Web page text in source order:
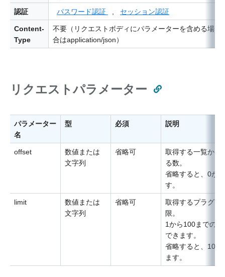
認証 パスワード認証 セッション認証
Content-
Type
不要（リクエストボディにパラメーターを含める場
合はapplication/json）
リクエストパラメーター
パラメーター
名
型 必須 説明
offset
数値または
文字列
省略可
取得する一覧から
る数。
省略すると、0が
す。
limit
数値または
文字列
省略可
取得するプラグイ
限。
1から100までの
できます。
省略すると、100
ます。